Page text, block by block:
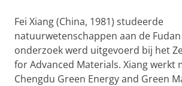
Fei Xiang (China, 1981) studeerde
natuurwetenschappen aan de
onderzoek werd uitgevoerd bij het
for Advanced Materials. Xiang werkt
Chengdu Green Energy and Green